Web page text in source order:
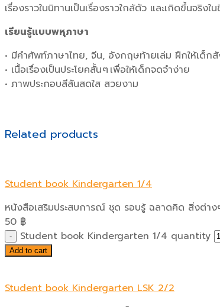
เรื่องราวในนิทานเป็นเรื่องราวใกล้ตัว และเกิดขึ้นจริ
เรียนรู้แบบพหุภาษา
• มีคำศัพท์ภาษาไทย, จีน, อังกฤษท้ายเล่ม ฝึกให้เด็ก
• เนื้อเรื่องเป็นประโยคสั้น ๆ เพื่อให้เด็กจดจำง่าย
• ภาพประกอบสีสันสดใส สวยงาม
Related products
Student book Kindergarten 1/4
หนังสือเสริมประสบการณ์ ชุด รอบรู้ ฉลาดคิด สิ่งต่า
50 ฿
Student book Kindergarten 1/4 quantity
Add to cart
Student book Kindergarten LSK 2/2